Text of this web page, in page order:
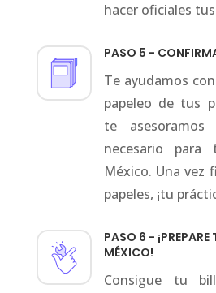
hacer oficiales
PASO 5 -
Te ayudamos
papeleo de tus
te
necesario para
México. Una vez
papeles, ¡tu
PASO 6 - ¡PREPARE
MÉXICO!
Consigue tu